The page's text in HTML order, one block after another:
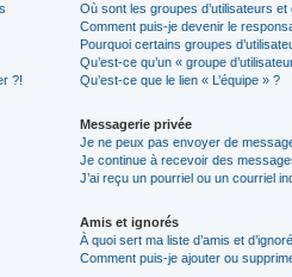
?!
Où sont les groupes d’utilisateurs
Comment puis-je devenir le
Pourquoi certains groupes
Qu’est-ce qu’un « groupe
Qu’est-ce que le lien « L’équipe » ?
Messagerie privée
Je ne peux pas envoyer de
Je continue à recevoir des
J’ai reçu un pourriel ou un courriel
Amis et ignorés
À quoi sert ma liste d’amis et
Comment puis-je ajouter ou